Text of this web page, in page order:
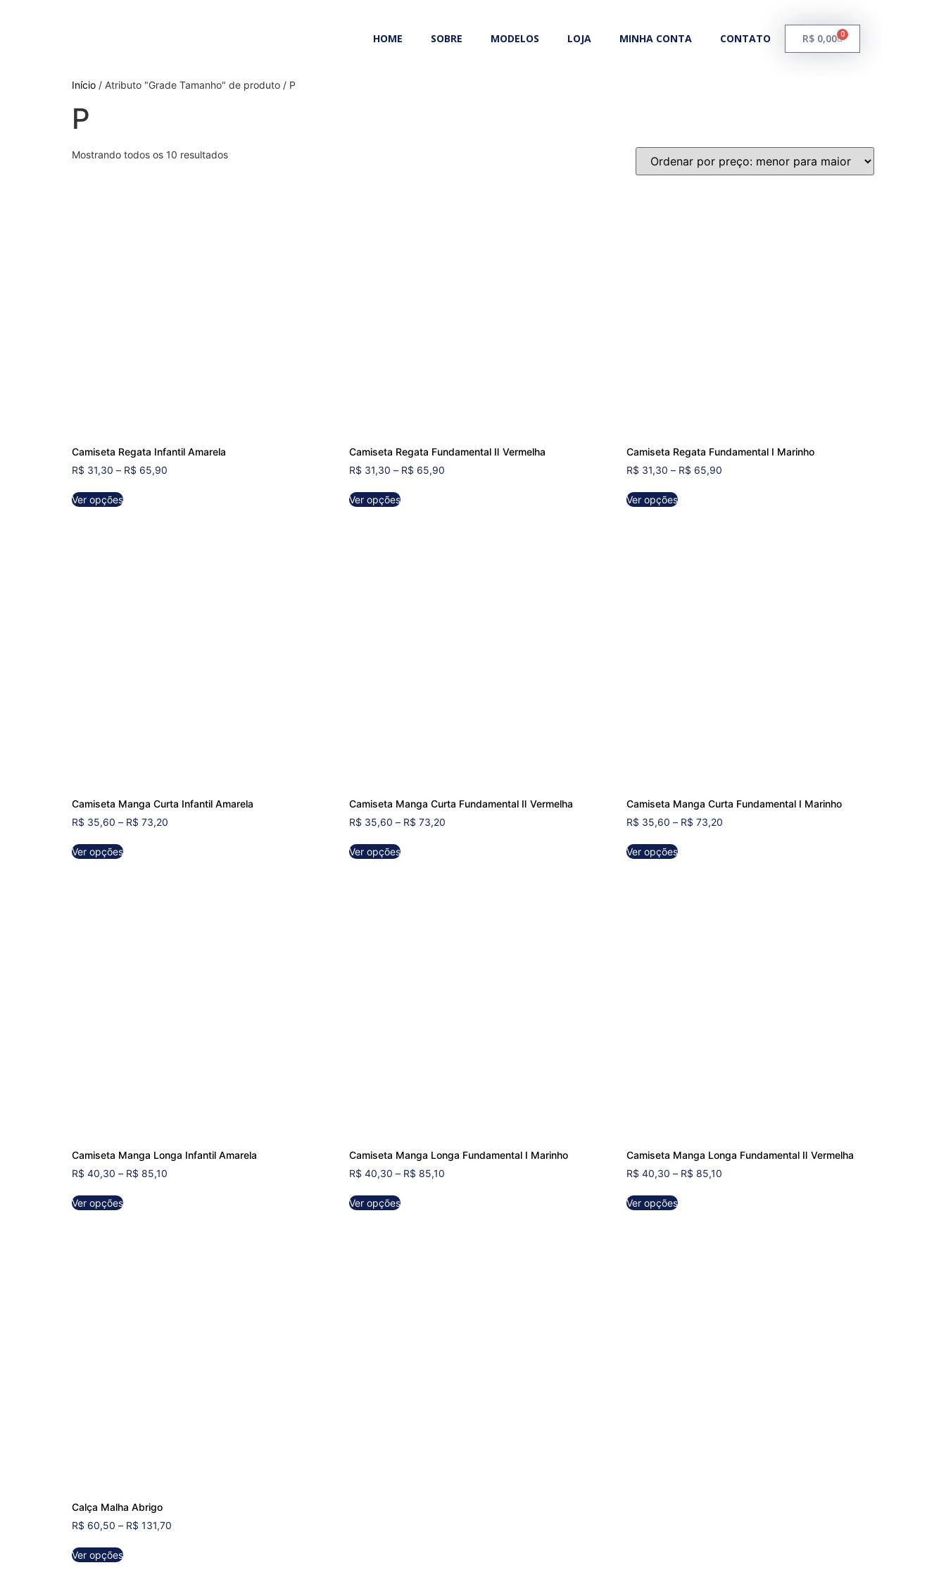
HOME SOBRE MODELOS LOJA MINHA CONTA CONTATO R$ 0,00 0
Início / Atributo "Grade Tamanho" de produto / P
P
Mostrando todos os 10 resultados
Camiseta Regata Infantil Amarela
R$ 31,30 – R$ 65,90
Ver opções
Camiseta Regata Fundamental Ⅱ Vermelha
R$ 31,30 – R$ 65,90
Ver opções
Camiseta Regata Fundamental Ⅰ Marinho
R$ 31,30 – R$ 65,90
Ver opções
Camiseta Manga Curta Infantil Amarela
R$ 35,60 – R$ 73,20
Ver opções
Camiseta Manga Curta Fundamental Ⅱ Vermelha
R$ 35,60 – R$ 73,20
Ver opções
Camiseta Manga Curta Fundamental Ⅰ Marinho
R$ 35,60 – R$ 73,20
Ver opções
Camiseta Manga Longa Infantil Amarela
R$ 40,30 – R$ 85,10
Ver opções
Camiseta Manga Longa Fundamental Ⅰ Marinho
R$ 40,30 – R$ 85,10
Ver opções
Camiseta Manga Longa Fundamental Ⅱ Vermelha
R$ 40,30 – R$ 85,10
Ver opções
Calça Malha Abrigo
R$ 60,50 – R$ 131,70
Ver opções